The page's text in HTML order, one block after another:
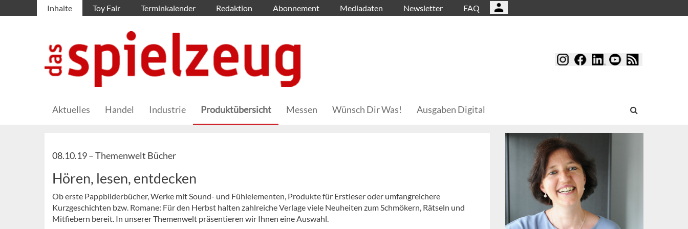
Inhalte Toy Fair Terminkalender Redaktion Abonnement Mediadaten Newsletter FAQ
Aktuelles Handel Industrie Produktübersicht Messen Wünsch Dir Was! Ausgaben Digital
08.10.19 –Themenwelt Bücher
Hören, lesen, entdecken
Ob erste Pappbilderbücher, Werke mit Sound- und Fühlelementen, Produkte für Erstleser oder umfangreichere
Kurzgeschichten bzw. Romane: Für den Herbst halten zahlreiche Verlage viele Neuheiten zum Schmökern, Rätseln und
Mitfiebern bereit. In unserer Themenwelt präsentieren wir Ihnen eine Auswahl.